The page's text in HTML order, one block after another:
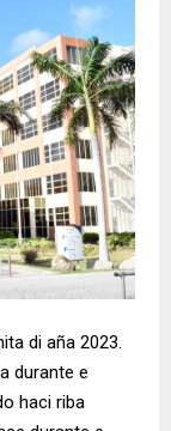
di aña 2023.
durante e
haci riba